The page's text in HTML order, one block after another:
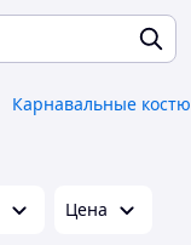
Карнавальные
Цена